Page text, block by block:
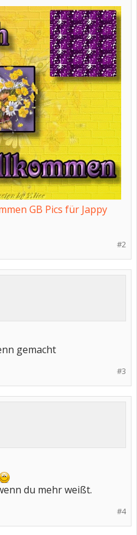
GB Pics für Jappy
#2
gemacht
#3
du mehr weißt.
#4